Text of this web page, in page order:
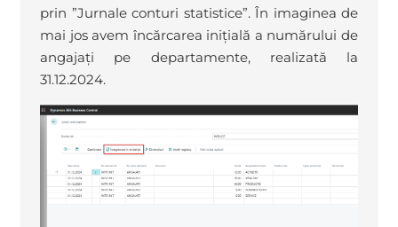
prin ”Jurnale conturi statistice”. În imaginea de
mai jos avem încărcarea inițială a numărului de
angajați pe departamente, realizată la
31.12.2024.